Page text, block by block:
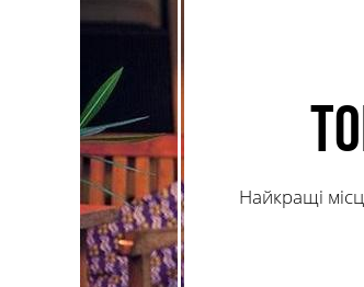
Найкращі